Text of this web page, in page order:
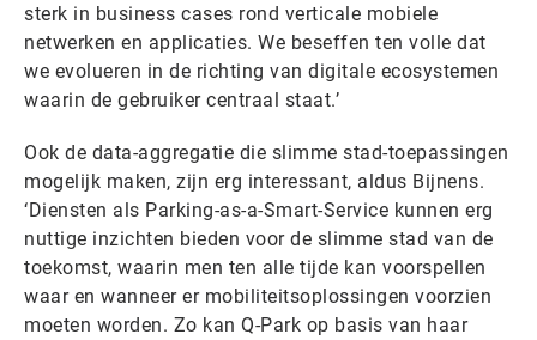
sterk in business cases rond verticale mobiele
netwerken en applicaties. We beseffen ten volle dat
we evolueren in de richting van digitale ecosystemen
waarin de gebruiker centraal staat.’
Ook de data-aggregatie die slimme stad-toepassingen
mogelijk maken, zijn erg interessant, aldus Bijnens.
‘Diensten als Parking-as-a-Smart-Service kunnen erg
nuttige inzichten bieden voor de slimme stad van de
toekomst, waarin men ten alle tijde kan voorspellen
waar en wanneer er mobiliteitsoplossingen voorzien
moeten worden. Zo kan Q-Park op basis van haar